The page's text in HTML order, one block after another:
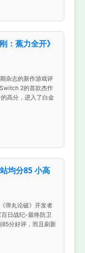
：蕉力全开》
杂志的新作游戏评
2的首款杰作
高分，进入了白金
均分85 小高
弹丸论破》开发者
日战纪-最终防卫
分好评，而且刷新